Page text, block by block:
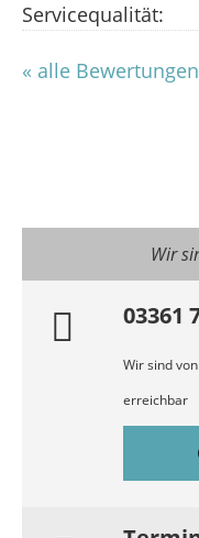
Servicequalität:
« alle
Wir
03361
Wir sind
erreichbar